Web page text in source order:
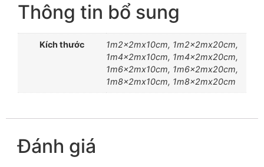
Thông tin bổ sung
Kích thước
1m2x2mx10cm, 1m2x2mx20cm,
1m4x2mx10cm, 1m4x2mx20cm,
1m6x2mx10cm, 1m6x2mx20cm,
1m8x2mx10cm, 1m8x2mx20cm
Đánh giá